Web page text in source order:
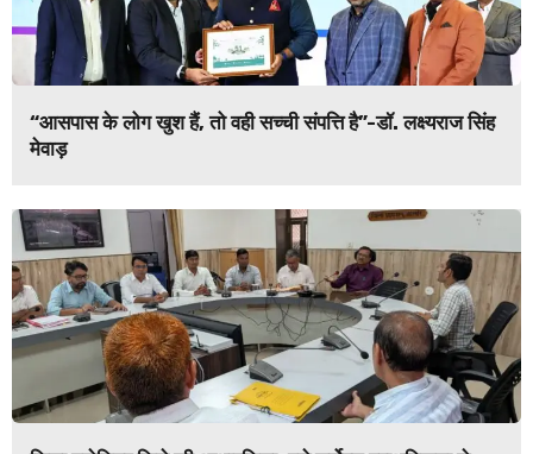
“आसपास के लोग खुश हैं, तो वही सच्ची संपत्ति है”-डॉ. लक्ष्यराज सिंह
मेवाड़